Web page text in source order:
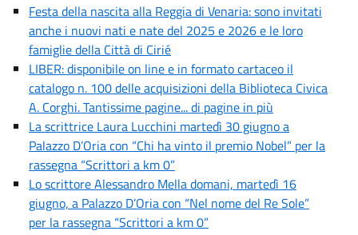
Festa della nascita alla Reggia di Venaria: sono invitati
anche i nuovi nati e nate del 2025 e 2026 e le loro
famiglie della Città di Cirié
LIBER: disponibile on line e in formato cartaceo il
catalogo n. 100 delle acquisizioni della Biblioteca Civica
A. Corghi. Tantissime pagine... di pagine in più
La scrittrice Laura Lucchini martedì 30 giugno a
Palazzo D’Oria con “Chi ha vinto il premio Nobel” per la
rassegna “Scrittori a km 0”
Lo scrittore Alessandro Mella domani, martedì 16
giugno, a Palazzo D’Oria con “Nel nome del Re Sole”
per la rassegna “Scrittori a km 0”